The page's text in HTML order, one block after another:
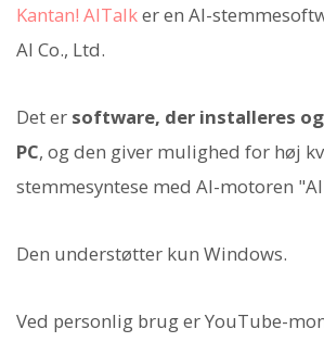
Kantan! AITalker en AI-
AI Co., Ltd.
Det er software, der installeres
PC, og den giver mulighed for høj
stemmesyntese med AI-motoren
Den understøtter kun Windows.
Ved personlig brug er YouTube-